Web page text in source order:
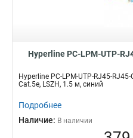
Hyperline PC-LPM-UTP-
Hyperline PC-LPM-UTP-RJ45-
Cat.5е, LSZH, 1.5 м, синий
Подробнее
Наличие: В наличии